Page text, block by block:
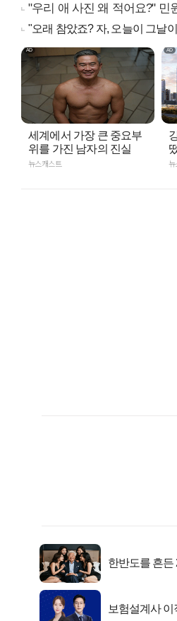
"우리 애 사진 왜 적어요?"
"오래 참았죠? 자, 오늘이 그날
세계에서 가장 큰 중요부
위를 가진 남자의 진실
뉴스캐스트 뉴
한반도를 흔든
보험설계사 이